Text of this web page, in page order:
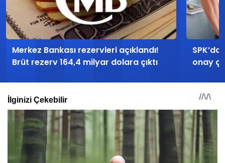
Merkez Bankası rezervleri açıklandı!
Brüt rezerv 164,4 milyar dolara çıktı
onay